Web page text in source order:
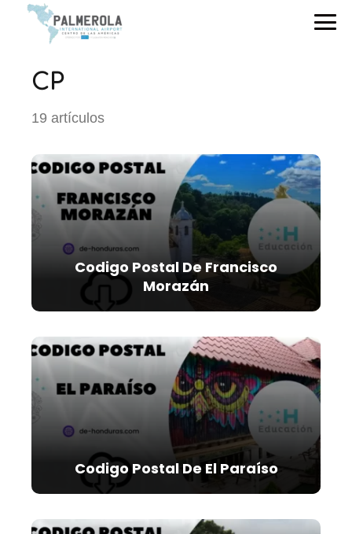
CP
19 artículos
Codigo Postal De Francisco
Morazán
Codigo Postal De El Paraíso